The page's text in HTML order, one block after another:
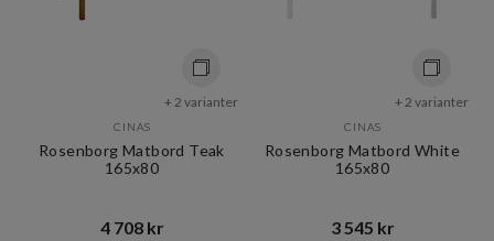
+ 2 varianter
CINAS
Rosenborg Matbord Teak
165x80
4 708 kr​​
+ 2 varianter
CINAS
Rosenborg Matbord White
165x80
3 545 kr​​